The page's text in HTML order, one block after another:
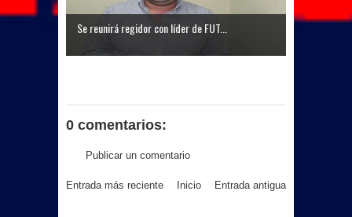
Se reunirá regidor con líder de FUT...
0 comentarios:
Publicar un comentario
Entrada más reciente Entrada antigua
Inicio